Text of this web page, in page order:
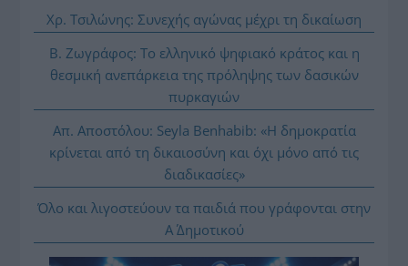
Χρ. Τσιλώνης: Συνεχής αγώνας μέχρι τη δικαίωση
Β. Ζωγράφος: Το ελληνικό ψηφιακό κράτος και η
θεσμική ανεπάρκεια της πρόληψης των δασικών
πυρκαγιών
Απ. Αποστόλου: Seyla Benhabib: «Η δημοκρατία
κρίνεται από τη δικαιοσύνη και όχι μόνο από τις
διαδικασίες»
Όλο και λιγοστεύουν τα παιδιά που γράφονται στην
Α΄ Δημοτικού